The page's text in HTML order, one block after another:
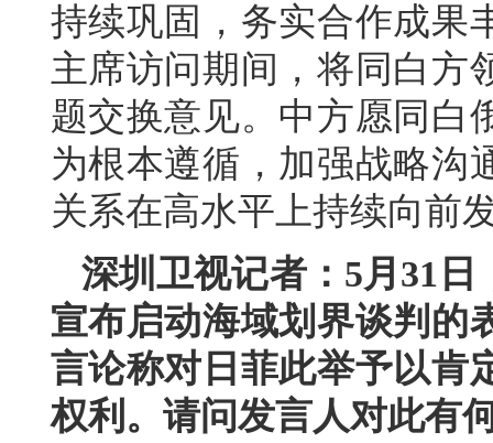
持续巩固，务实合作成果
主席访问期间，将同白方
题交换意见。中方愿同白
为根本遵循，加强战略沟
关系在高水平上持续向前
深圳卫视记者：5月31
宣布启动海域划界谈判的
言论称对日菲此举予以肯
权利。请问发言人对此有